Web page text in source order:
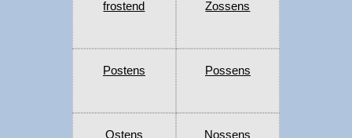
frostend Zossens
Postens Possens
Ostens Nossens